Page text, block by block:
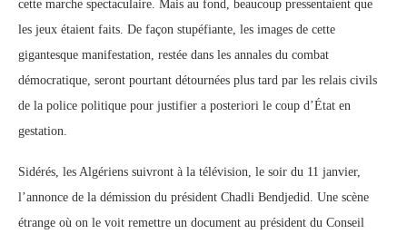
cette marche spectaculaire. Mais au fond, beaucoup pressentaient que
les jeux étaient faits. De façon stupéfiante, les images de cette
gigantesque manifestation, restée dans les annales du combat
démocratique, seront pourtant détournées plus tard par les relais civils
de la police politique pour justifier a posteriori le coup d’État en
gestation.
Sidérés, les Algériens suivront à la télévision, le soir du 11 janvier,
l’annonce de la démission du président Chadli Bendjedid. Une scène
étrange où on le voit remettre un document au président du Conseil